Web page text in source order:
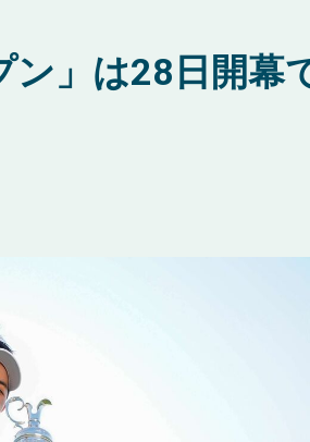
ン」は28日開幕